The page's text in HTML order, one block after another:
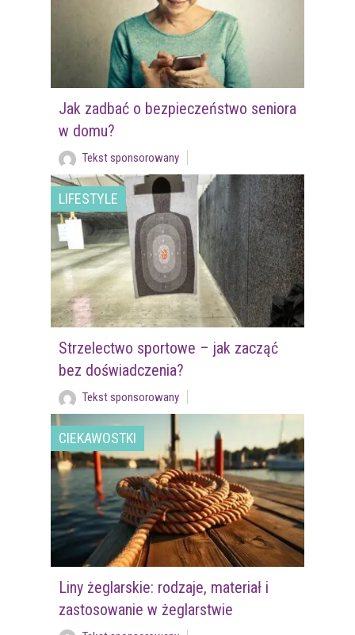
Jak zadbać o bezpieczeństwo seniora
w domu?
Tekst sponsorowany
LIFESTYLE
Strzelectwo sportowe – jak zacząć
bez doświadczenia?
Tekst sponsorowany
CIEKAWOSTKI
Liny żeglarskie: rodzaje, materiał i
zastosowanie w żeglarstwie